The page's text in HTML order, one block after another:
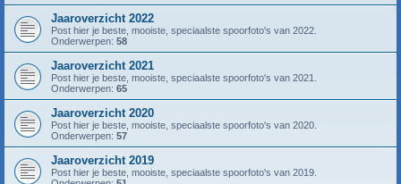
Jaaroverzicht 2022
Post hier je beste, mooiste, speciaalste spoorfoto's van 2022.
Onderwerpen: 58
Jaaroverzicht 2021
Post hier je beste, mooiste, speciaalste spoorfoto's van 2021.
Onderwerpen: 65
Jaaroverzicht 2020
Post hier je beste, mooiste, speciaalste spoorfoto's van 2020.
Onderwerpen: 57
Jaaroverzicht 2019
Post hier je beste, mooiste, speciaalste spoorfoto's van 2019.